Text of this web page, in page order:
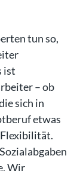
tun so,
ist
– ob
sich in
etwas
Flexibilität.
Wir